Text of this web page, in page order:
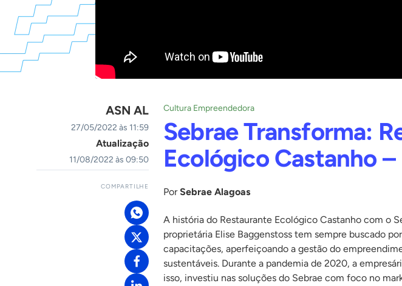
ASN AL
27/05/2022 às 11:59
Atualização
11/08/2022 às 09:50
COMPARTILHE
Cultura Empreendedora
Sebrae Transforma:
Ecológico Castanho –
PorSebrae Alagoas
A história do Restaurante Ecológico Castanho com o
proprietária Elise Baggenstoss tem sempre buscado
capacitações, aperfeiçoando a gestão do
sustentáveis. Durante a pandemia de 2020, a
isso, investiu nas soluções do Sebrae com foco no